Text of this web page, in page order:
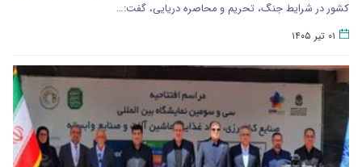
کشور در شرایط جنگ، تحریم و محاصره دریایی، گفت:…
۰۱ تیر ۱۴۰۵